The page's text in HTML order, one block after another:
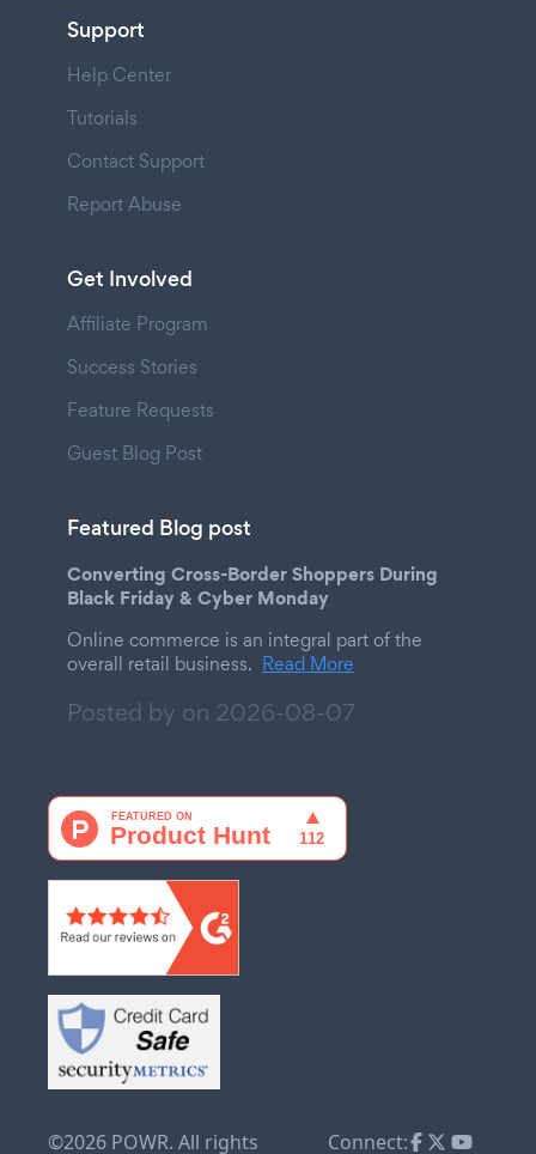
Support
Help Center
Tutorials
Contact Support
Report Abuse
Get Involved
Affiliate Program
Success Stories
Feature Requests
Guest Blog Post
Featured Blog post
Converting Cross-Border Shoppers During
Black Friday & Cyber Monday
Online commerce is an integral part of the
overall retail business. Read More
Posted by on 2026-08-07
©2026 POWR. All rights Connect: